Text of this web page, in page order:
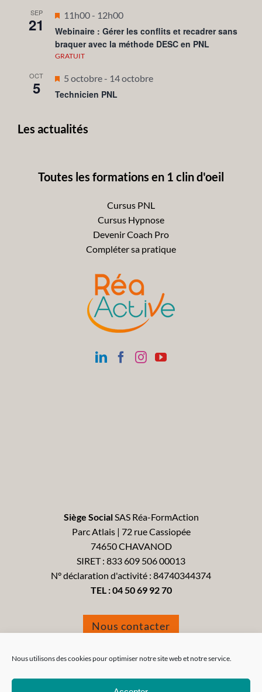
Nous utilisons des cookies pour optimiser notre site web et notre service.
SEP
21
Mis
en
avant
11h00- 12h00
Webinaire : Gérer les conflits et recadrer sans
braquer avec la méthode DESC en PNL
GRATUIT
OCT
5
Mis
en
5 octobre- 14 octobre
Technicien PNL
Les actualités
Toutes les formations en 1 clin d'oeil
Cursus PNL
Cursus Hypnose
Devenir Coach Pro
Compléter sa pratique
Siège SocialSAS Réa-FormAction
Parc Atlais | 72 rue Cassiopée
74650 CHAVANOD
SIRET : 833 609 506 00013
N° déclaration d'activité : 84740344374
TEL :04 50 69 92 70
Nous contacter